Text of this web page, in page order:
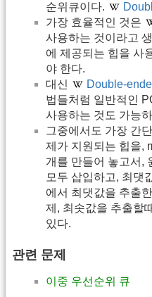
순위큐이다.
가장 효율적인 것은
사용하는 것이라고
에 제공되는 힙을 사
야 한다.
대신
Double-
법들처럼 일반적인
사용하는 것도 가능
그중에서도 가장 간
제가 지원되는 힙을,
개를 만들어 놓고서,
모두 삽입하고, 최댓
에서 최댓값을 추출
제, 최솟값을 추출할
있다.
관련 문제
이중 우선순위 큐